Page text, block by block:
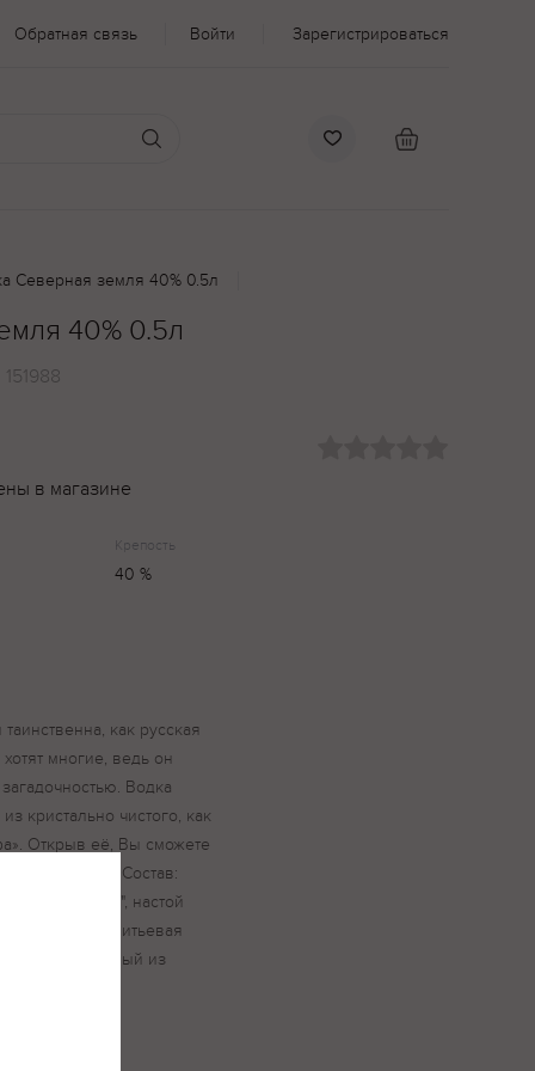
Обратная связь Войти Зарегистрироваться
Северная земля 40% 0.5л
40% 0.5л
151988
в магазине
Крепость
40 %
как русская
многие, ведь он
Водка
кристально чистого, как
Открыв её, Вы сможете
земли. Состав:
спас", настой
сироп, вода питьевая
из